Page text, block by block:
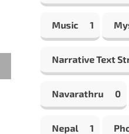
Music 1
Narrative Text
Navarathru 0
Nepal 1